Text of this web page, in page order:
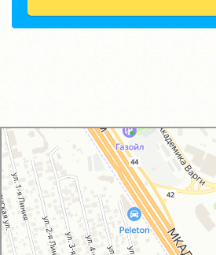
GM-City&VAG-Repair
Автосервис, автотехцентр в Москве
Магазин автозапчастей и автотоваров в Москве